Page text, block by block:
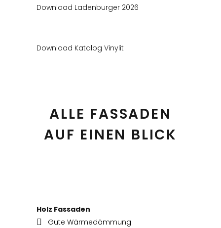
Download Ladenburger 2026
Download Katalog Vinylit
ALLE FASSADEN
AUF EINEN BLICK
Holz Fassaden
Gute Wärmedämmung